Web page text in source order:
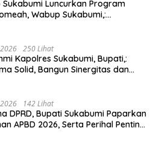
Sukabumi Luncurkan Program
Wabup Sukabumi,:
250 Lihat
Kapolres Sukabumi, Bupati,:
Solid, Bangun Sinergitas dan
142 Lihat
DPRD, Bupati Sukabumi Paparkan
APBD 2026, Serta Perihal Penting